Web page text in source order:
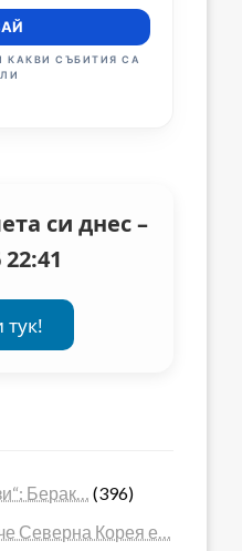
КАКВИ СЪБИТИЯ СА
си днес –
Берак…
(396)
Северна Корея е…